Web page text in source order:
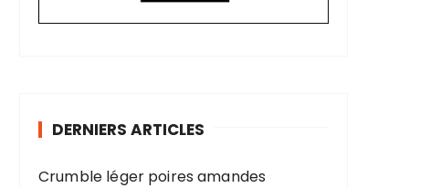
DERNIERS ARTICLES
Crumble léger poires amandes